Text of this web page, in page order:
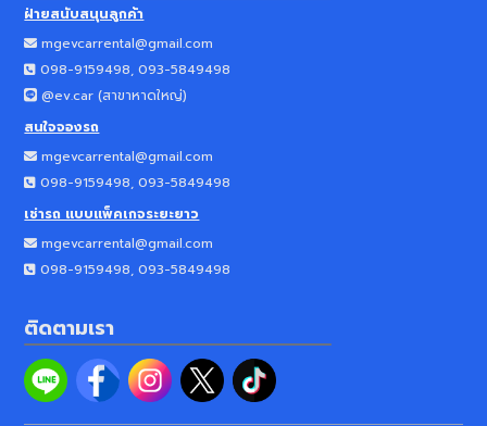
ฝ่ายสนับสนุนลูกค้า
mgevcarrental@gmail.com
098-9159498, 093-5849498
@ev.car (สาขาหาดใหญ่)
สนใจจองรถ
mgevcarrental@gmail.com
098-9159498, 093-5849498
เช่ารถ แบบแพ็คเกจระยะยาว
mgevcarrental@gmail.com
098-9159498, 093-5849498
ติดตามเรา